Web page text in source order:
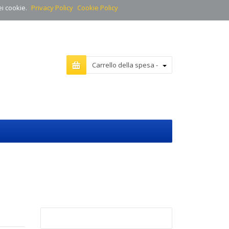
cookie. Privacy Policy Cookie Policy
Carrello della spesa -